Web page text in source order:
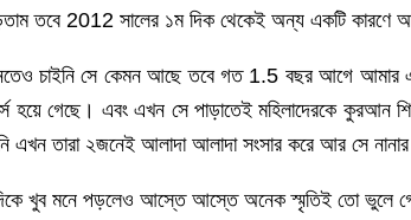
তবে 2012 সালের ১ম দিক থেকেই অন্য একটি
চাইনি সে কেমন আছে তবে গত 1.5 বছর আগে
হয়ে গেছে। এবং এখন সে পাড়াতেই মহিলাদেরকে কুরআন
এখন তারা ২জনেই আলাদা আলাদা সংসার করে আর সে নানার
দিকে খুব মনে পড়লেও আস্তে আস্তে অনেক স্মৃতিই তো ভুলে